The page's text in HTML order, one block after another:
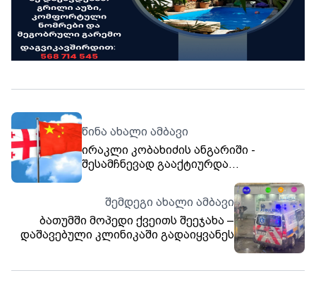
წინა ახალი ამბავი
ირაკლი კობახიძის ანგარიში -
შესამჩნევად გააქტიურდა
წლის მონაცემებით, ორმხრივმა
სავაჭრო ბრუნვამ 1.9 მლრდ აშშ
დოლარი შეადგინა
შემდეგი ახალი ამბავი
ბათუმში მოპედი ქვეითს შეეჯახა –
დაშავებული კლინიკაში გადაიყვანეს